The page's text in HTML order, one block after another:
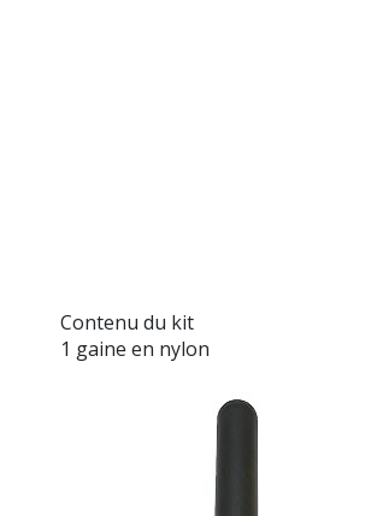
Contenu du kit
1 gaine en nylon